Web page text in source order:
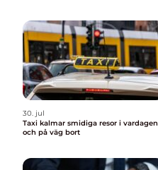
30. jul
Taxi kalmar smidiga resor i vardagen
och på väg bort